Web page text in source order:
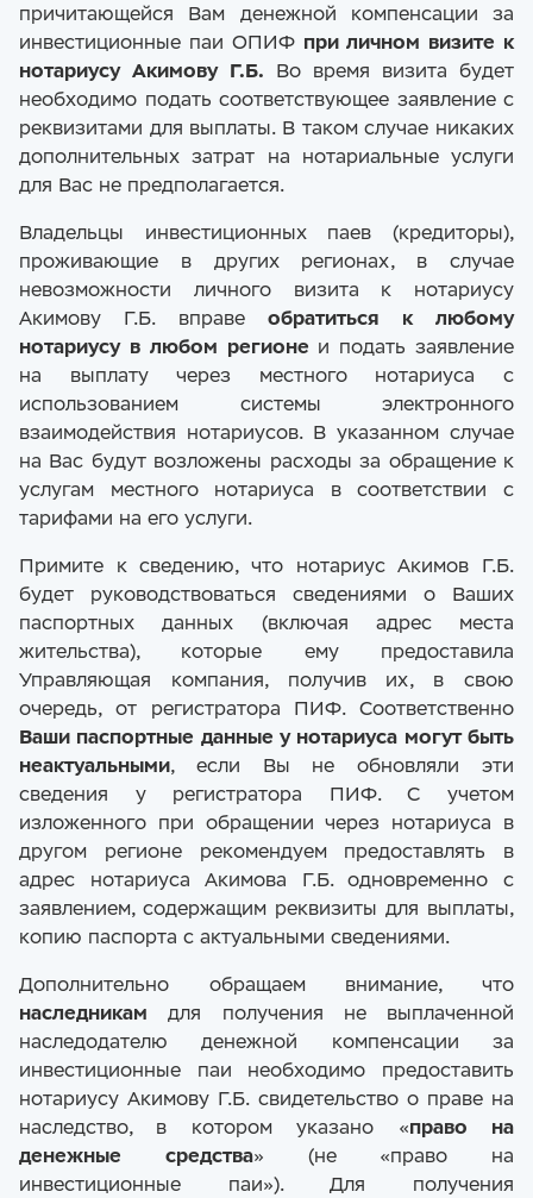
причитающейся Вам денежной компенсации за
инвестиционные паи ОПИФ при личном визите к
нотариусу Акимову Г.Б. Во время визита будет
необходимо подать соответствующее заявление с
реквизитами для выплаты. В таком случае никаких
дополнительных затрат на нотариальные услуги
для Вас не предполагается.
Владельцы инвестиционных паев (кредиторы),
проживающие в других регионах, в случае
невозможности личного визита к нотариусу
Акимову Г.Б. вправеобратиться к любому
нотариусу в любом регионе и подать заявление
на выплату через местного нотариуса с
использованием системы электронного
взаимодействия нотариусов. В указанном случае
на Вас будут возложены расходы за обращение к
услугам местного нотариуса в соответствии с
тарифами на его услуги.
Примите к сведению, что нотариус Акимов Г.Б.
будет руководствоваться сведениями о Ваших
паспортных данных (включая адрес места
жительства), которые ему предоставила
Управляющая компания, получив их, в свою
очередь, от регистратора ПИФ. Соответственно
Ваши паспортные данные у нотариуса могут быть
неактуальными, если Вы не обновляли эти
сведения у регистратора ПИФ. С учетом
изложенного при обращении через нотариуса в
другом регионе рекомендуем предоставлять в
адрес нотариуса Акимова Г.Б. одновременно с
заявлением, содержащим реквизиты для выплаты,
копию паспорта с актуальными сведениями.
Дополнительно обращаем внимание, что
наследникам для получения не выплаченной
наследодателю денежной компенсации за
инвестиционные паи необходимо предоставить
нотариусу Акимову Г.Б. свидетельство о праве на
наследство, в котором указано «право на
денежные средства» (не «право на
инвестиционные паи»). Для получения